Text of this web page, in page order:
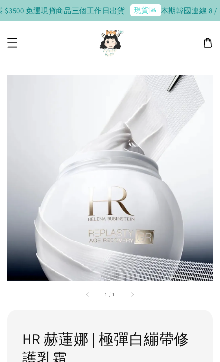
免運現貨商品三個工作日出貨 現貨區 本期韓國連線 8 /
1 / 1
HR 赫蓮娜 | 極彈白繃帶修
護乳霜